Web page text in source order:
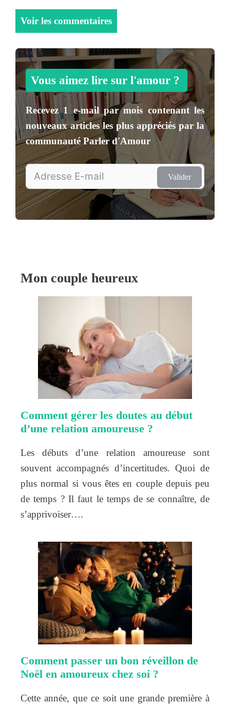
Voir les commentaires
Vous aimez lire sur l'amour ?
Recevez1 e-mail par mois contenant les
nouveaux articles les plus appréciés par la
communautéParler d'Amour
Valider
Mon couple heureux
Comment gérer les doutes au début
d’une relation amoureuse ?
Les débuts d’une relation amoureuse sont
souvent accompagnés d’incertitudes. Quoi de
plus normal si vous êtes en couple depuis peu
de temps ? Il faut le temps de se connaître, de
s’apprivoiser….
Comment passer un bon réveillon de
Noël en amoureux chez soi ?
Cette année, que ce soit une grande première à